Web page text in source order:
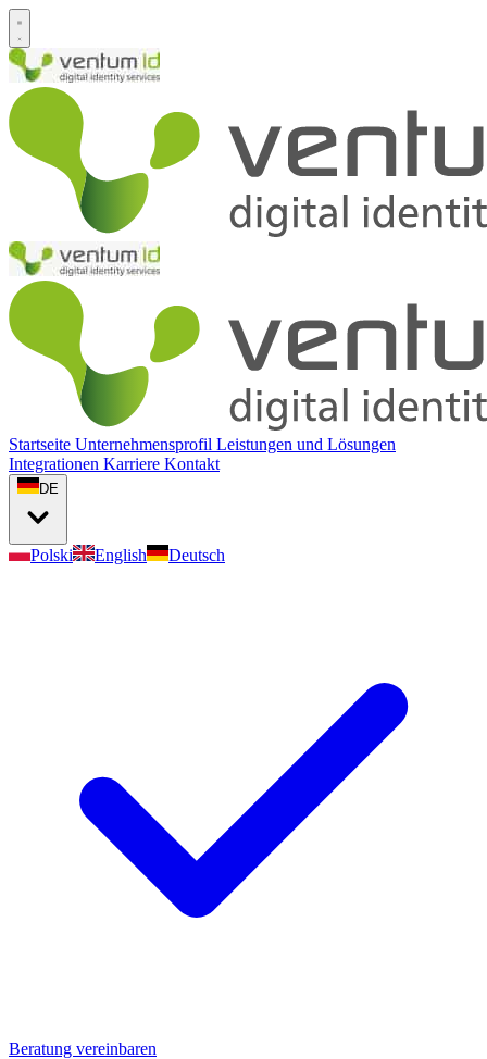
Startseite Unternehmensprofil Leistungen und Lösungen
Integrationen Karriere Kontakt
DE
Polski English Deutsch
Beratung vereinbaren